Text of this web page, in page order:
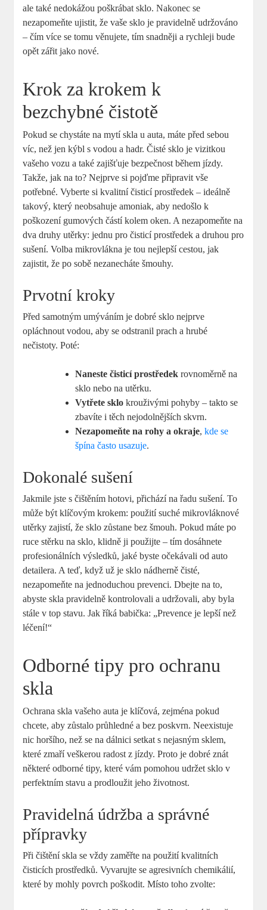
ale také nedokážou poškrábat sklo. Nakonec se
nezapomeňte ujistit, že vaše sklo je pravidelně udržováno
– čím více se tomu věnujete, tím snadněji a rychleji bude
opět zářit jako nové.
Krok za krokem k
bezchybné čistotě
Pokud se chystáte na mytí skla u auta, máte před sebou
víc, než jen kýbl s vodou a hadr. Čisté sklo je vizitkou
vašeho vozu a také zajišťuje bezpečnost během jízdy.
Takže, jak na to? Nejprve si pojďme připravit vše
potřebné. Vyberte si kvalitní čisticí prostředek – ideálně
takový, který neobsahuje amoniak, aby nedošlo k
poškození gumových částí kolem oken. A nezapomeňte na
dva druhy utěrky: jednu pro čisticí prostředek a druhou pro
sušení. Volba mikrovlákna je tou nejlepší cestou, jak
zajistit, že po sobě nezanecháte šmouhy.
Prvotní kroky
Před samotným umýváním je dobré sklo nejprve
opláchnout vodou, aby se odstranil prach a hrubé
nečistoty. Poté:
Naneste čisticí prostředek rovnoměrně na
sklo nebo na utěrku.
Vytřete sklo krouživými pohyby – takto se
zbavíte i těch nejodolnějších skvrn.
Nezapomeňte na rohy a okraje,kde se
špína často usazuje.
Dokonalé sušení
Jakmile jste s čištěním hotovi, přichází na řadu sušení. To
může být klíčovým krokem: použití suché mikrovláknové
utěrky zajistí, že sklo zůstane bez šmouh. Pokud máte po
ruce stěrku na sklo, klidně ji použijte – tím dosáhnete
profesionálních výsledků, jaké byste očekávali od auto
detailera. A teď, když už je sklo nádherně čisté,
nezapomeňte na jednoduchou prevenci. Dbejte na to,
abyste skla pravidelně kontrolovali a udržovali, aby byla
stále v top stavu. Jak říká babička: „Prevence je lepší než
léčení!“
Odborné tipy pro ochranu
skla
Ochrana skla vašeho auta je klíčová, zejména pokud
chcete, aby zůstalo průhledné a bez poskvrn. Neexistuje
nic horšího, než se na dálnici setkat s nejasným sklem,
které zmaří veškerou radost z jízdy. Proto je dobré znát
některé odborné tipy, které vám pomohou udržet sklo v
perfektním stavu a prodloužit jeho životnost.
Pravidelná údržba a správné
přípravky
Při čištění skla se vždy zaměřte na použití kvalitních
čisticích prostředků. Vyvarujte se agresivních chemikálií,
které by mohly povrch poškodit. Místo toho zvolte: